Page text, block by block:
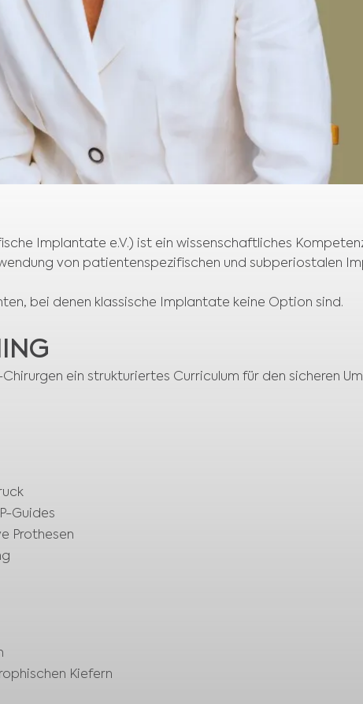
Implantate e.V.) ist ein wissenschaftliches
von patientenspezifischen und subperiostalen
bei denen klassische Implantate keine Option sind.
ein strukturiertes Curriculum für den sicheren
Guides
Prothesen
Kiefern